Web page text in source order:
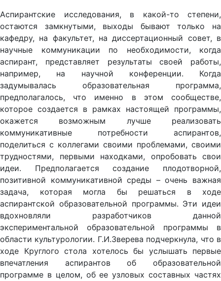
Аспирантские исследования, в какой-то степени,
остаются замкнутыми, выходы бывают только на
кафедру, на факультет, на диссертационный совет, в
научные коммуникации по необходимости, когда
аспирант, представляет результаты своей работы,
например, на научной конференции. Когда
задумывалась образовательная программа,
предполагалось, что именно в этом сообществе,
которое создается в рамках настоящей программы,
окажется возможным лучше реализовать
коммуникативные потребности аспирантов,
поделиться с коллегами своими проблемами, своими
трудностями, первыми находками, опробовать свои
идеи. Предполагается создание плодотворной,
позитивной коммуникативной среды – очень важная
задача, которая могла бы решаться в ходе
аспирантской образовательной программы. Эти идеи
вдохновляли разработчиков данной
экспериментальной образовательной программы в
области культурологии. Г.И.Зверева подчеркнула, что в
ходе Круглого стола хотелось бы услышать первые
впечатления аспирантов об образовательной
программе в целом, об ее узловых составных частях